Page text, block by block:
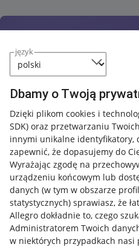
język
Dbamy o Twoją
Dzięki plikom cookies i
SDK) oraz przetwarzaniu
innymi unikalne identyfikatory,
zapewnić, że dopasujemy do
Wyrażając zgodę na
urządzeniu końcowym lub
danych (w tym w obszarze
statystycznych) sprawiasz, że
Allegro dokładnie to, czego
Administratorem Twoich
w niektórych przypadkach nasi